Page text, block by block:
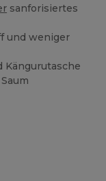
sanforisiertes
und weniger
Kängurutasche